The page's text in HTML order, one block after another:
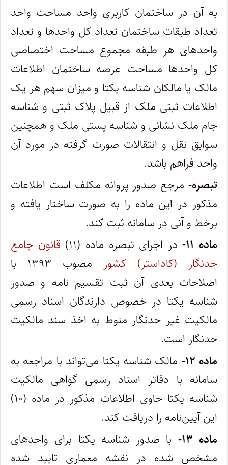
به آن در ساختمان کاربری واحد مساحت واحد
تعداد طبقات ساختمان تعداد کل واحدها و تعداد
واحدهای هر طبقه مجموع مساحت اختصاصی
کل واحدها مساحت عرصه ساختمان اطلاعات
مالک یا مالکان شناسه یکتا و میزان سهم هر یک
اطلاعات ثبتی ملک از قبیل پلاک ثبتی و شناسه
جام ملک نشانی و شناسه پستی ملک و همچنین
سوابق نقل و انتقالات صورت گرفته در مورد آن
واحد فراهم باشد.
تبصره- مرجع صدور پروانه مکلف است اطلاعات
مذکور در این ماده را به صورت ساختار یافته و
برخط و آنی در سامانه ثبت کند.
ماده ۱۱-
در اجرای تبصره ماده (۱۱)
قانون جامع
حدنگار (کاداستر) کشور
مصوب ۱۳۹۳ با
اصلاحات بعدی آن ثبت تقسیم نامه و صدور
شناسه یکتا در خصوص دارندگان اسناد رسمی
مالکیت غیر حدنگار منوط به اخذ سند مالکیت
حدنگار است.
ماده ۱۲-
مالک شناسه یکتا می‌تواند با مراجعه به
سامانه با دفاتر اسناد رسمی گواهی مالکیت
شناسه یکتا حاوی اطلاعات مذکور در ماده (۱۰)
این آیین‌نامه را دریافت کند.
ماده ۱۳-
با صدور شناسه یکتا برای واحدهای
مشخص شده در نقشه معماری تایید شده